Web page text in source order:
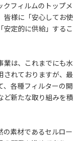
フィルムのトップメ
皆様に「安心してお使
安定的に供給」するこ
は、これまでにも水
されておりますが、最
、各種フィルターの開
ど新たな取り組みを積
素材であるセルロー